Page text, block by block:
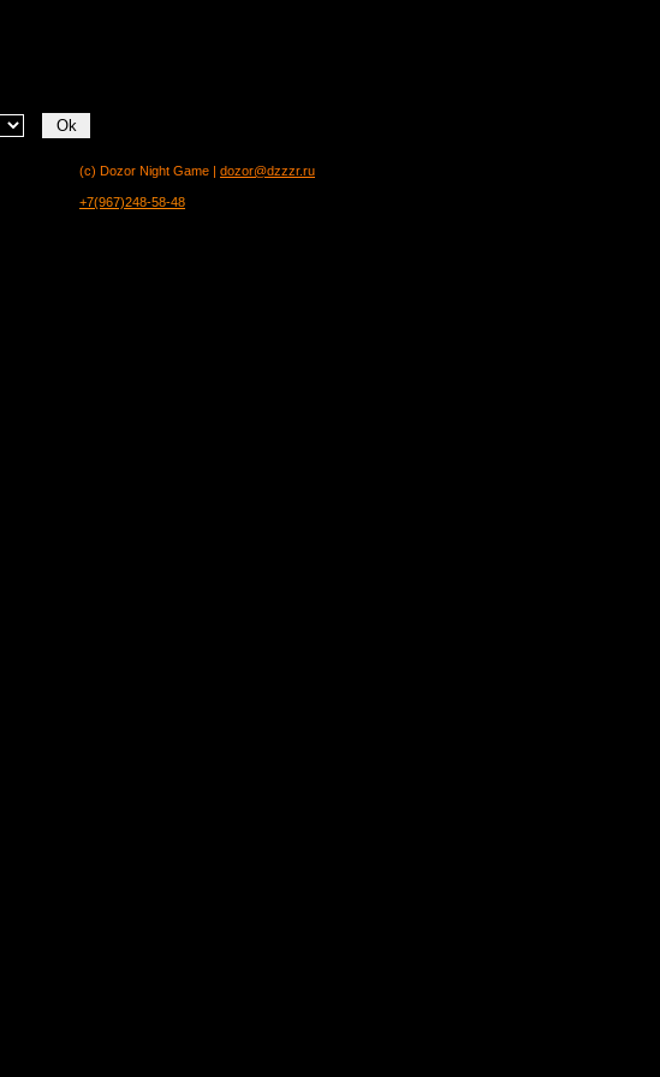
(c) Dozor Night Game | dozor@dzzzr.ru
+7(967)248-58-48